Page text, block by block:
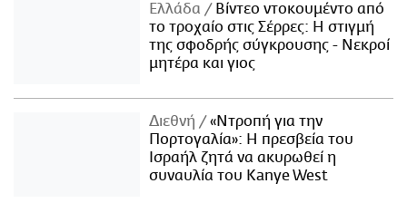
Ελλάδα
Βίντεο ντοκουμέντο από
το τροχαίο στις Σέρρες: Η στιγμή
της σφοδρής σύγκρουσης - Νεκροί
μητέρα και γιος
Διεθνή
«Ντροπή για την
Πορτογαλία»: Η πρεσβεία του
Ισραήλ ζητά να ακυρωθεί η
συναυλία του Kanye West